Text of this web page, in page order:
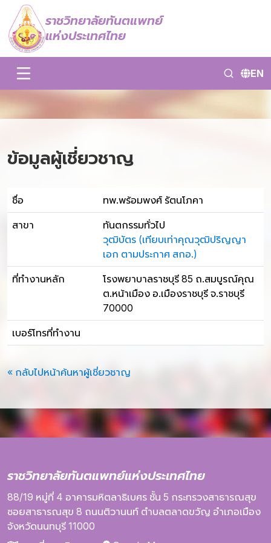
ราชวิทยาลัยทันตแพทย์
แห่งประเทศไทย
EN
ข้อมูลผู้เชี่ยวชาญ
ชื่อ ทพ.พร้อมพงศ์ รัตนโภคา
สาขา
ทันตกรรมทั่วไป
วุฒิบัตร (เทียบเท่าคุณวุฒิปริญญา
เอก ตามประกาศ สกอ.)
ที่ทำงานหลัก
โรงพยาบาลราชบุรี 85 ถ.สมบูรณ์คุณ
ต.หน้าเมือง อ.เมืองราชบุรี จ.ราชบุรี
70000
เบอร์โทรที่ทำงาน
« กลับไปหน้าค้นหาผู้เชี่ยวชาญ
ราชวิทยาลัยทันตแพทย์แห่งประเทศไทย
88/19 หมู่ที่ 4 อาคารมหิตลาธิเบศร ชั้น 5 กระทรวงสาธารณสุข
ซอยสาธารณสุข 8 ถนนติวานนท์ ตำบลตลาดขวัญ อำเภอเมือง
จังหวัดนนทบุรี 11000